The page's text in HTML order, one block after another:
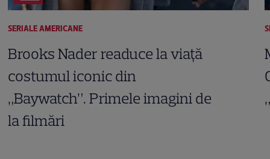
SERIALE AMERICANE
Brooks Nader readuce la viață
costumul iconic din
„Baywatch”. Primele imagini de
la filmări